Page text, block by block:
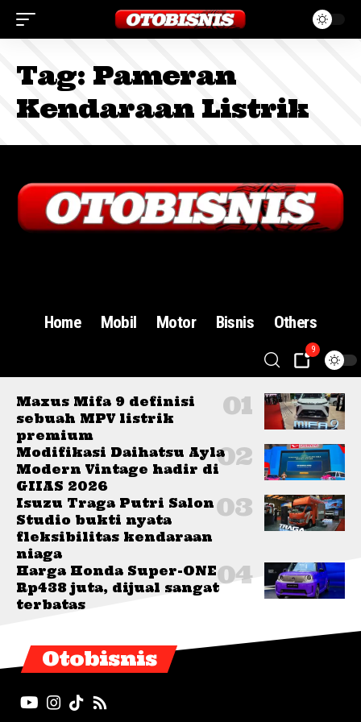
Tag: Pameran
Kendaraan Listrik
Home Mobil Motor Bisnis Others
9
Maxus Mifa 9 definisi
sebuah MPV listrik
premium
Modifikasi Daihatsu Ayla
Modern Vintage hadir di
GIIAS 2026
Isuzu Traga Putri Salon
Studio bukti nyata
fleksibilitas kendaraan
niaga
Harga Honda Super-ONE
Rp438 juta, dijual sangat
terbatas
Otobisnis